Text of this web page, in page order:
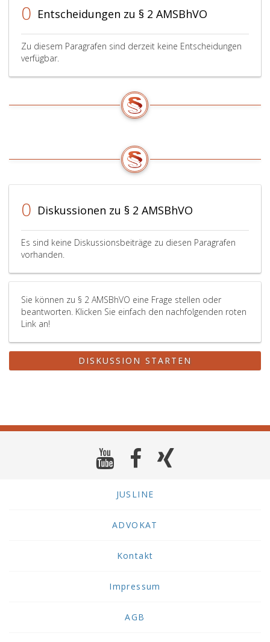
0 Entscheidungen zu § 2 AMSBhVO
Zu diesem Paragrafen sind derzeit keine Entscheidungen
verfügbar.
0 Diskussionen zu § 2 AMSBhVO
Es sind keine Diskussionsbeiträge zu diesen Paragrafen
vorhanden.
Sie können zu § 2 AMSBhVO eine Frage stellen oder
beantworten. Klicken Sie einfach den nachfolgenden roten
Link an!
DISKUSSION STARTEN
JUSLINE
ADVOKAT
Kontakt
Impressum
AGB